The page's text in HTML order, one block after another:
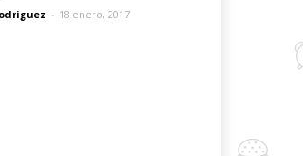
- 18 enero, 2017